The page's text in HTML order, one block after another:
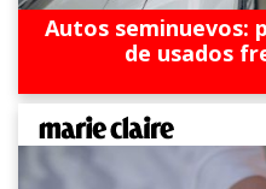
Autos seminuevos:
de usados